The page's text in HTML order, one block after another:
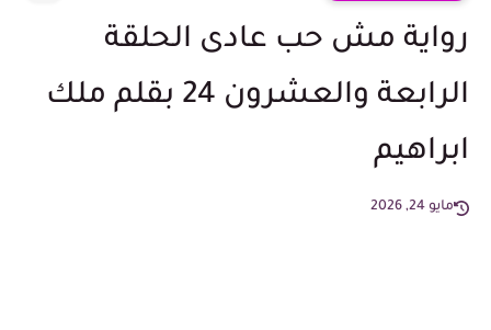
رواية مش حب عادى الحلقة
الرابعة والعشرون 24 بقلم ملك
ابراهيم
مايو 24, 2026